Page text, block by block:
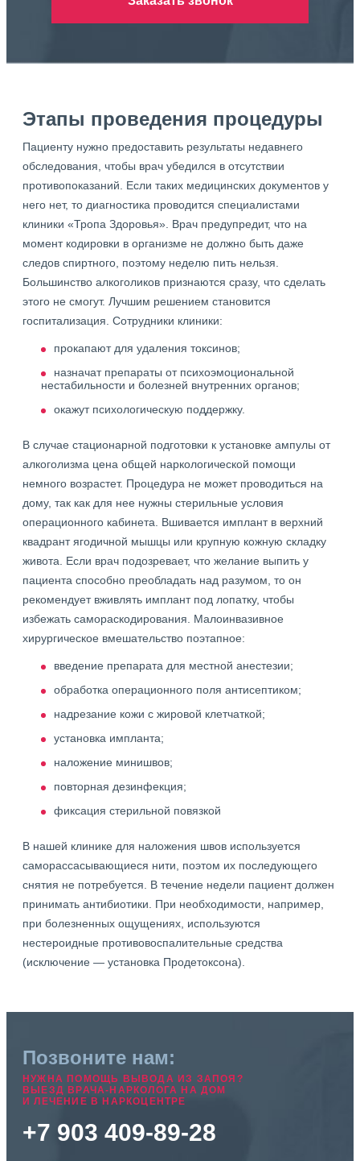
Этапы проведения процедуры
Пациенту нужно предоставить результаты недавнего
обследования, чтобы врач убедился в отсутствии
противопоказаний. Если таких медицинских документов у
него нет, то диагностика проводится специалистами
клиники «Тропа Здоровья». Врач предупредит, что на
момент кодировки в организме не должно быть даже
следов спиртного, поэтому неделю пить нельзя.
Большинство алкоголиков признаются сразу, что сделать
этого не смогут. Лучшим решением становится
госпитализация. Сотрудники клиники:
прокапают для удаления токсинов;
назначат препараты от психоэмоциональной
нестабильности и болезней внутренних органов;
окажут психологическую поддержку.
В случае стационарной подготовки к установке ампулы от
алкоголизма цена общей наркологической помощи
немного возрастет. Процедура не может проводиться на
дому, так как для нее нужны стерильные условия
операционного кабинета. Вшивается имплант в верхний
квадрант ягодичной мышцы или крупную кожную складку
живота. Если врач подозревает, что желание выпить у
пациента способно преобладать над разумом, то он
рекомендует вживлять имплант под лопатку, чтобы
избежать самораскодирования. Малоинвазивное
хирургическое вмешательство поэтапное:
введение препарата для местной анестезии;
обработка операционного поля антисептиком;
надрезание кожи с жировой клетчаткой;
установка импланта;
наложение минишвов;
повторная дезинфекция;
фиксация стерильной повязкой
В нашей клинике для наложения швов используется
саморассасывающиеся нити, поэтом их последующего
снятия не потребуется. В течение недели пациент должен
принимать антибиотики. При необходимости, например,
при болезненных ощущениях, используются
нестероидные противовоспалительные средства
(исключение — установка Продетоксона).
Позвоните нам:
НУЖНА ПОМОЩЬ ВЫВОДА ИЗ ЗАПОЯ?
ВЫЕЗД ВРАЧА-НАРКОЛОГА НА ДОМ
И ЛЕЧЕНИЕ В НАРКОЦЕНТРЕ
+7 903 409-89-28